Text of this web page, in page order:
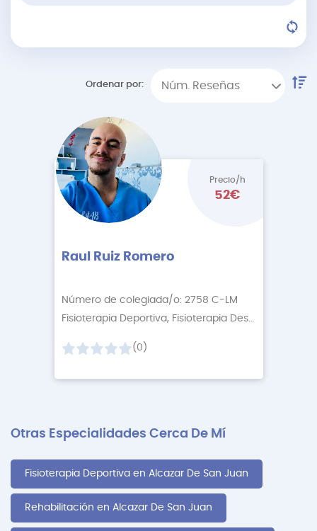
Ordenar por: Núm. Reseñas
Precio/h
52€
Raul Ruiz Romero
Número de colegiada/o: 2758 C-LM
Fisioterapia Deportiva, Fisioterapia Descontractur
(0)
Otras Especialidades Cerca De Mí
Fisioterapia Deportiva en Alcazar De San Juan
Rehabilitación en Alcazar De San Juan